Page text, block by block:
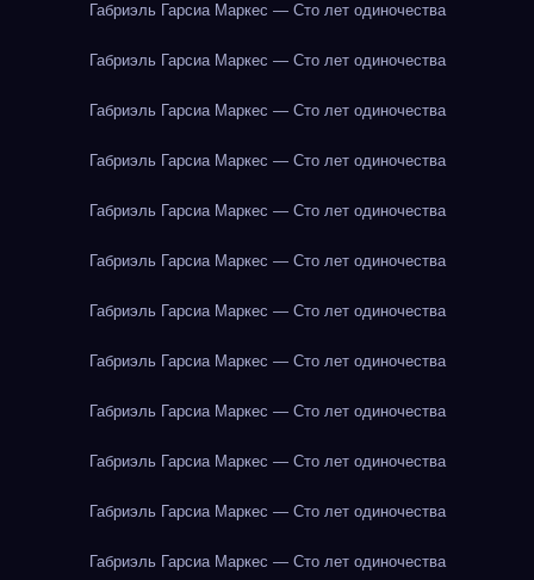
Габриэль Гарсиа Маркес — Сто лет одиночества
Габриэль Гарсиа Маркес — Сто лет одиночества
Габриэль Гарсиа Маркес — Сто лет одиночества
Габриэль Гарсиа Маркес — Сто лет одиночества
Габриэль Гарсиа Маркес — Сто лет одиночества
Габриэль Гарсиа Маркес — Сто лет одиночества
Габриэль Гарсиа Маркес — Сто лет одиночества
Габриэль Гарсиа Маркес — Сто лет одиночества
Габриэль Гарсиа Маркес — Сто лет одиночества
Габриэль Гарсиа Маркес — Сто лет одиночества
Габриэль Гарсиа Маркес — Сто лет одиночества
Габриэль Гарсиа Маркес — Сто лет одиночества